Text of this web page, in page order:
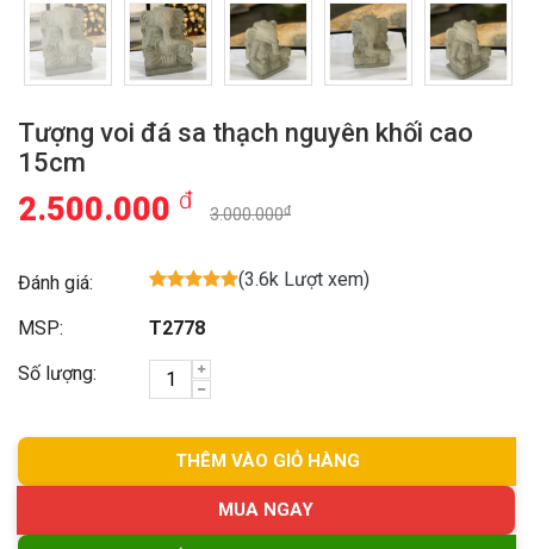
Tượng voi đá sa thạch nguyên khối cao
15cm
2.500.000 đ
3.000.000đ
Đánh giá: (3.6k Lượt xem)
MSP:
T2778
Số lượng:
THÊM VÀO GIỎ HÀNG
MUA NGAY